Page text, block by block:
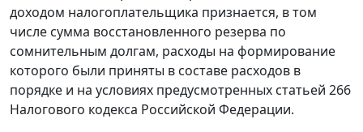
доходом налогоплательщика признается, в том
числе сумма восстановленного резерва по
сомнительным долгам, расходы на формирование
которого были приняты в составе расходов в
порядке и на условиях предусмотренных статьей 266
Налогового кодекса Российской Федерации.